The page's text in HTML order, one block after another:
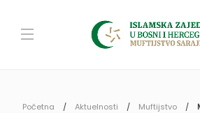
Početna Aktuelnosti Muftijstvo